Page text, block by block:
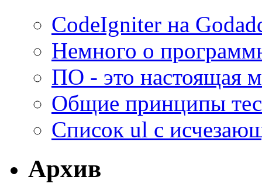
CodeIgniter на
Немного о
ПО - это настоящая
Общие принципы
Список ul c
Архив